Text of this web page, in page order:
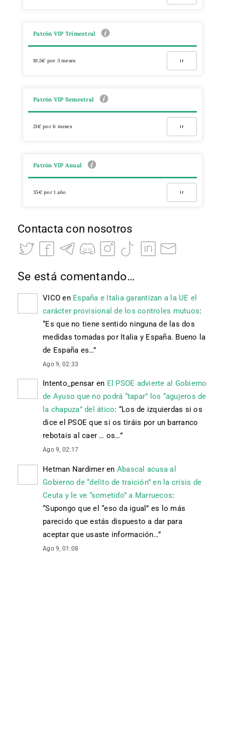
Patrón VIP Trimestral
10,5€ por 3 meses Ir
Patrón VIP Semestral
21€ por 6 meses Ir
Patrón VIP Anual
35€ por 1 año Ir
Contacta con nosotros
Se está comentando…
VICO en España e Italia garantizan a la UE el
carácter provisional de los controles mutuos:
“Es que no tiene sentido ninguna de las dos
medidas tomadas por Italia y España. Bueno la
de España es…”
Ago 9, 02:33
Intento_pensar en El PSOE advierte al Gobierno
de Ayuso que no podrá “tapar” los “agujeros de
la chapuza” del ático: “Los de izquierdas si os
dice el PSOE que si os tiráis por un barranco
rebotais al caer … os…”
Ago 9, 02:17
Hetman Nardimeren Abascal acusa al
Gobierno de “delito de traición” en la crisis de
Ceuta y le ve “sometido” a Marruecos:
“Supongo que el “eso da igual” es lo más
parecido que estás dispuesto a dar para
aceptar que usaste información…”
Ago 9, 01:08